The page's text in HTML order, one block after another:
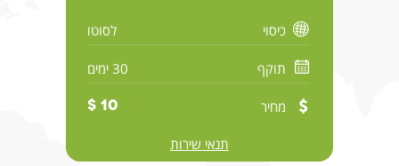
כיסוי לסוטו
תוקף 30 ימים
מחיר 10 $
תנאי שירות